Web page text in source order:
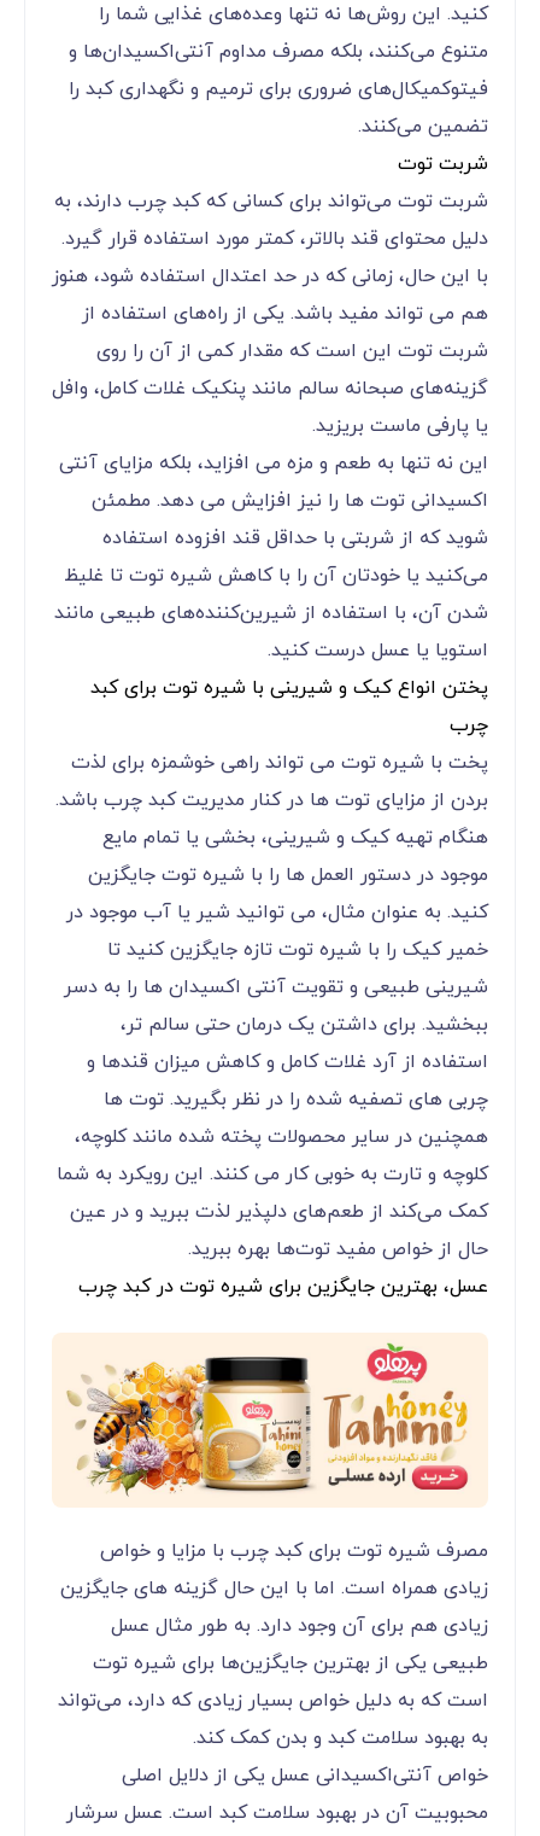
کنید. این روش‌ها نه تنها وعده‌های غذایی شما را
متنوع می‌کنند، بلکه مصرف مداوم آنتی‌اکسیدان‌ها و
فیتوکمیکال‌های ضروری برای ترمیم و نگهداری کبد را
تضمین می‌کنند.
شربت توت
شربت توت می‌تواند برای کسانی که کبد چرب دارند، به
دلیل محتوای قند بالاتر، کمتر مورد استفاده قرار گیرد.
با این حال، زمانی که در حد اعتدال استفاده شود، هنوز
هم می تواند مفید باشد. یکی از راه‌های استفاده از
شربت توت این است که مقدار کمی از آن را روی
گزینه‌های صبحانه سالم مانند پنکیک غلات کامل، وافل
یا پارفی ماست بریزید.
این نه تنها به طعم و مزه می افزاید، بلکه مزایای آنتی
اکسیدانی توت ها را نیز افزایش می دهد. مطمئن
شوید که از شربتی با حداقل قند افزوده استفاده
می‌کنید یا خودتان آن را با کاهش شیره توت تا غلیظ
شدن آن، با استفاده از شیرین‌کننده‌های طبیعی مانند
استویا یا عسل درست کنید.
پختن انواع کیک و شیرینی با شیره توت برای کبد
چرب
پخت با شیره توت می تواند راهی خوشمزه برای لذت
بردن از مزایای توت ها در کنار مدیریت کبد چرب باشد.
هنگام تهیه کیک و شیرینی، بخشی یا تمام مایع
موجود در دستور العمل ها را با شیره توت جایگزین
کنید. به عنوان مثال، می توانید شیر یا آب موجود در
خمیر کیک را با شیره توت تازه جایگزین کنید تا
شیرینی طبیعی و تقویت آنتی اکسیدان ها را به دسر
ببخشید. برای داشتن یک درمان حتی سالم تر،
استفاده از آرد غلات کامل و کاهش میزان قندها و
چربی های تصفیه شده را در نظر بگیرید. توت ها
همچنین در سایر محصولات پخته شده مانند کلوچه،
کلوچه و تارت به خوبی کار می کنند. این رویکرد به شما
کمک می‌کند از طعم‌های دلپذیر لذت ببرید و در عین
حال از خواص مفید توت‌ها بهره ببرید.
عسل، بهترین جایگزین برای شیره توت در کبد چرب
مصرف شیره توت برای کبد چرب با مزایا و خواص
زیادی همراه است. اما با این حال گزینه های جایگزین
زیادی هم برای آن وجود دارد. به طور مثال عسل
طبیعی یکی از بهترین جایگزین‌ها برای شیره توت
است که به دلیل خواص بسیار زیادی که دارد، می‌تواند
به بهبود سلامت کبد و بدن کمک کند.
خواص آنتی‌اکسیدانی عسل یکی از دلایل اصلی
محبوبیت آن در بهبود سلامت کبد است. عسل سرشار